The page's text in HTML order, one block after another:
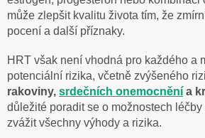
může zlepšit kvalitu života tím, že
pocení a další příznaky.
HRT však není vhodná pro každého a
potenciální rizika, včetně zvýšeného
rakoviny, srdečních onemocnění a
důležité poradit se o možnostech
zvážit všechny výhody a rizika.